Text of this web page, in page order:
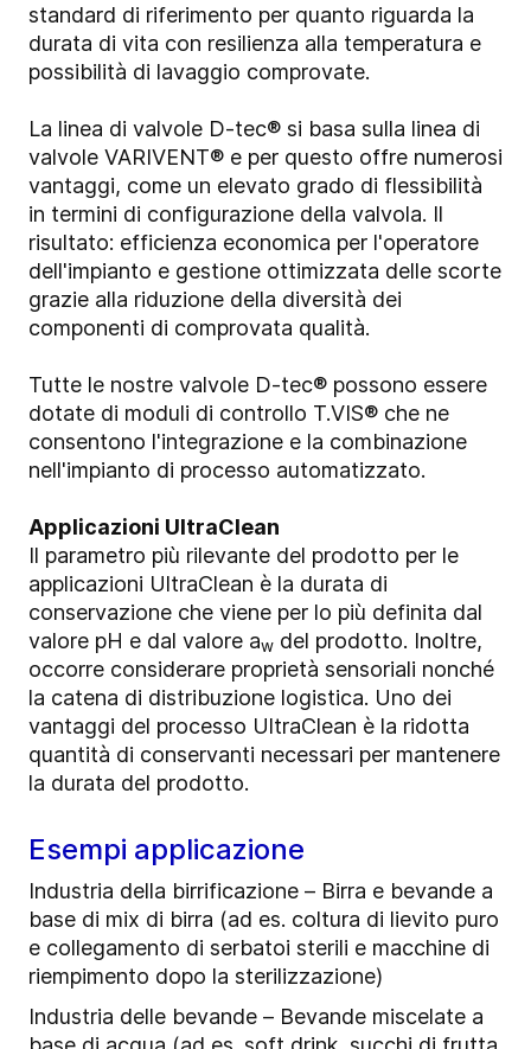
standard di riferimento per quanto riguarda la
durata di vita con resilienza alla temperatura e
possibilità di lavaggio comprovate.
La linea di valvole D-tec® si basa sulla linea di
valvole VARIVENT® e per questo offre numerosi
vantaggi, come un elevato grado di flessibilità
in termini di configurazione della valvola. Il
risultato: efficienza economica per l'operatore
dell'impianto e gestione ottimizzata delle scorte
grazie alla riduzione della diversità dei
componenti di comprovata qualità.
Tutte le nostre valvole D-tec® possono essere
dotate di moduli di controllo T.VIS® che ne
consentono l'integrazione e la combinazione
nell'impianto di processo automatizzato.
Applicazioni UltraClean
Il parametro più rilevante del prodotto per le
applicazioni UltraClean è la durata di
conservazione che viene per lo più definita dal
valore pH e dal valore aw del prodotto. Inoltre,
occorre considerare proprietà sensoriali nonché
la catena di distribuzione logistica. Uno dei
vantaggi del processo UltraClean è la ridotta
quantità di conservanti necessari per mantenere
la durata del prodotto.
Esempi applicazione
Industria della birrificazione – Birra e bevande a
base di mix di birra (ad es. coltura di lievito puro
e collegamento di serbatoi sterili e macchine di
riempimento dopo la sterilizzazione)
Industria delle bevande – Bevande miscelate a